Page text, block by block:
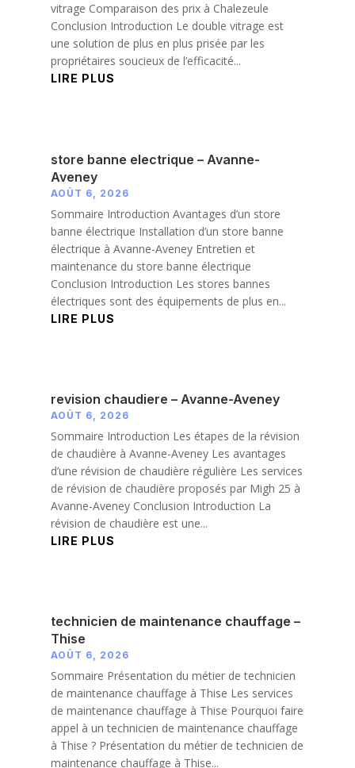
vitrage Comparaison des prix à Chalezeule
Conclusion Introduction Le double vitrage est
une solution de plus en plus prisée par les
propriétaires soucieux de l’efficacité...
LIRE PLUS
store banne electrique – Avanne-
Aveney
AOÛT 6, 2026
Sommaire Introduction Avantages d’un store
banne électrique Installation d’un store banne
électrique à Avanne-Aveney Entretien et
maintenance du store banne électrique
Conclusion Introduction Les stores bannes
électriques sont des équipements de plus en...
LIRE PLUS
revision chaudiere – Avanne-Aveney
AOÛT 6, 2026
Sommaire Introduction Les étapes de la révision
de chaudière à Avanne-Aveney Les avantages
d’une révision de chaudière régulière Les services
de révision de chaudière proposés par Migh 25 à
Avanne-Aveney Conclusion Introduction La
révision de chaudière est une...
LIRE PLUS
technicien de maintenance chauffage –
Thise
AOÛT 6, 2026
Sommaire Présentation du métier de technicien
de maintenance chauffage à Thise Les services
de maintenance chauffage à Thise Pourquoi faire
appel à un technicien de maintenance chauffage
à Thise ? Présentation du métier de technicien de
maintenance chauffage à Thise...